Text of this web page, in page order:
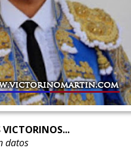
VICTORINOS...
datos